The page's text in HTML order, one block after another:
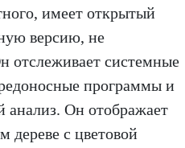
имеет открытый
версию, не
отслеживает системные
программы и
анализ. Он отображает
дереве с цветовой